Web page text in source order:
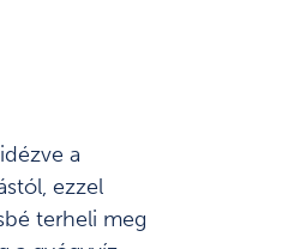
a
ezzel
terheli meg